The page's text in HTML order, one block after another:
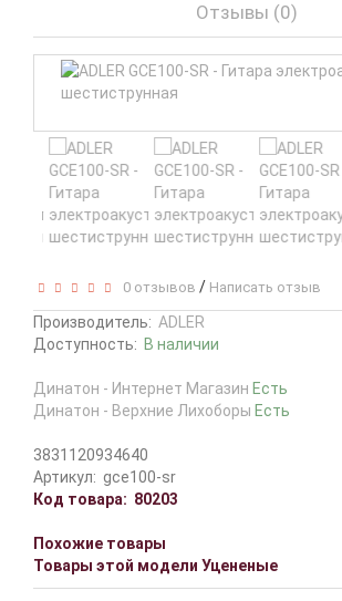
Отзывы (0)
0 отзывов / Написать отзыв
Производитель: ADLER
Доступность: В наличии
Динатон - Интернет Магазин Есть
Динатон - Верхние Лихоборы Есть
3831120934640
Артикул: gce100-sr
Код товара: 80203
Похожие товары
Товары этой модели Уцененые